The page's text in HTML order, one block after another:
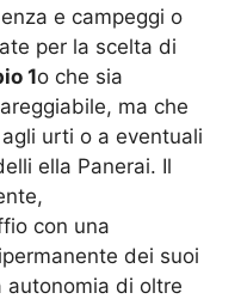
e campeggi o
per la scelta di
1o che sia
ma che
urti o a eventuali
ella Panerai. Il
con una
dei suoi
autonomia di oltre